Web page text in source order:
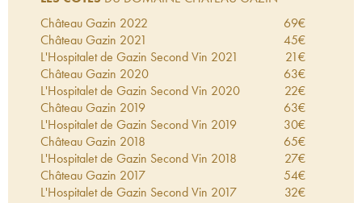
Château Gazin 2022 69€
Château Gazin 2021 45€
L'Hospitalet de Gazin Second Vin 2021 21€
Château Gazin 2020 63€
L'Hospitalet de Gazin Second Vin 2020 22€
Château Gazin 2019 63€
L'Hospitalet de Gazin Second Vin 2019 30€
Château Gazin 2018 65€
L'Hospitalet de Gazin Second Vin 2018 27€
Château Gazin 2017 54€
L'Hospitalet de Gazin Second Vin 2017 32€